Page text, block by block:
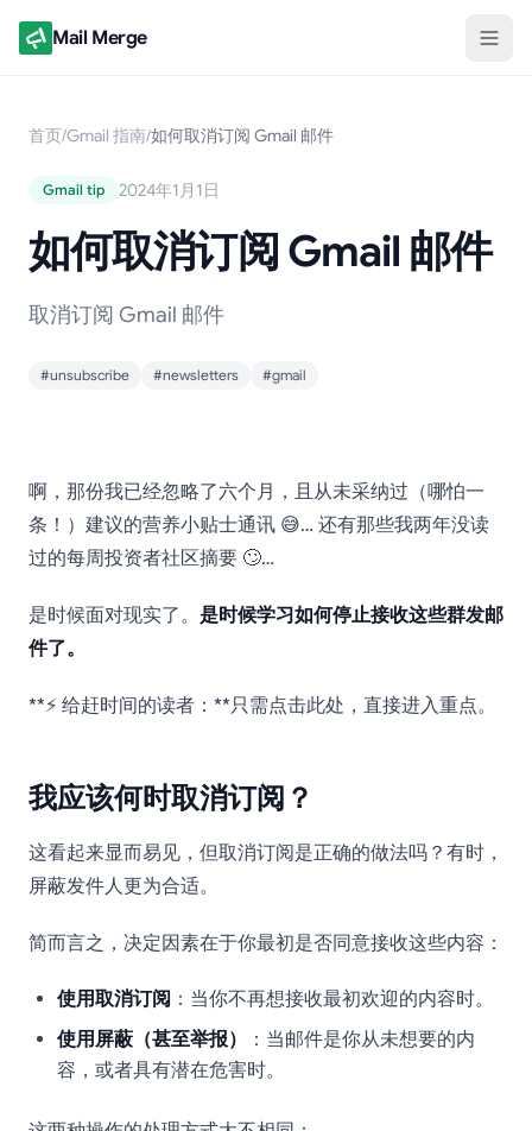
Mail Merge
首页/Gmail 指南/如何取消订阅 Gmail 邮件
Gmail tip 2024年1月1日
如何取消订阅 Gmail 邮件
取消订阅 Gmail 邮件
#unsubscribe #newsletters #gmail
如何取消订阅 Gmail 邮
件
啊，那份我已经忽略了六个月，且从未采纳过（哪怕一
条！）建议的营养小贴士通讯 😅… 还有那些我两年没读
过的每周投资者社区摘要 🙄…
是时候面对现实了。 是时候学习如何停止接收这些群发邮
件了。
**⚡ 给赶时间的读者：**只需点击此处，直接进入重点。
我应该何时取消订阅？
这看起来显而易见，但取消订阅是正确的做法吗？有时，
屏蔽发件人更为合适。
简而言之，决定因素在于你最初是否同意接收这些内容：
使用取消订阅 ：当你不再想接收最初欢迎的内容时。
使用屏蔽（甚至举报）
：当邮件是你从未想要的内
容，或者具有潜在危害时。